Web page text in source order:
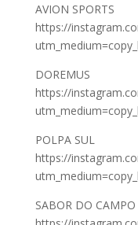
AVION SPORTS
https://
DOREMUS
https://
POLPA SUL
https://
SABOR DO CAMPO